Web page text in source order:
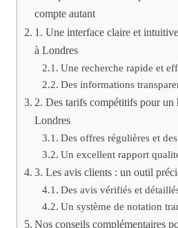
compte autant
1. Une interface claire et
à Londres
Une recherche rapide et
Des informations
2. Des tarifs compétitifs pour un
Londres
Des offres régulières et
Un excellent rapport
3. Les avis clients : un outil
Des avis vérifiés et
Un système de notation
Nos conseils complémentaires